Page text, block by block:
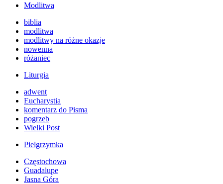
Modlitwa
biblia
modlitwa
modlitwy na różne okazje
nowenna
różaniec
Liturgia
adwent
Eucharystia
komentarz do Pisma
pogrzeb
Wielki Post
Pielgrzymka
Częstochowa
Guadalupe
Jasna Góra